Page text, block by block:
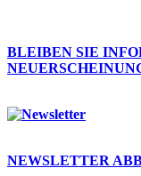
BLEIBEN SIE
NEWSLETTER